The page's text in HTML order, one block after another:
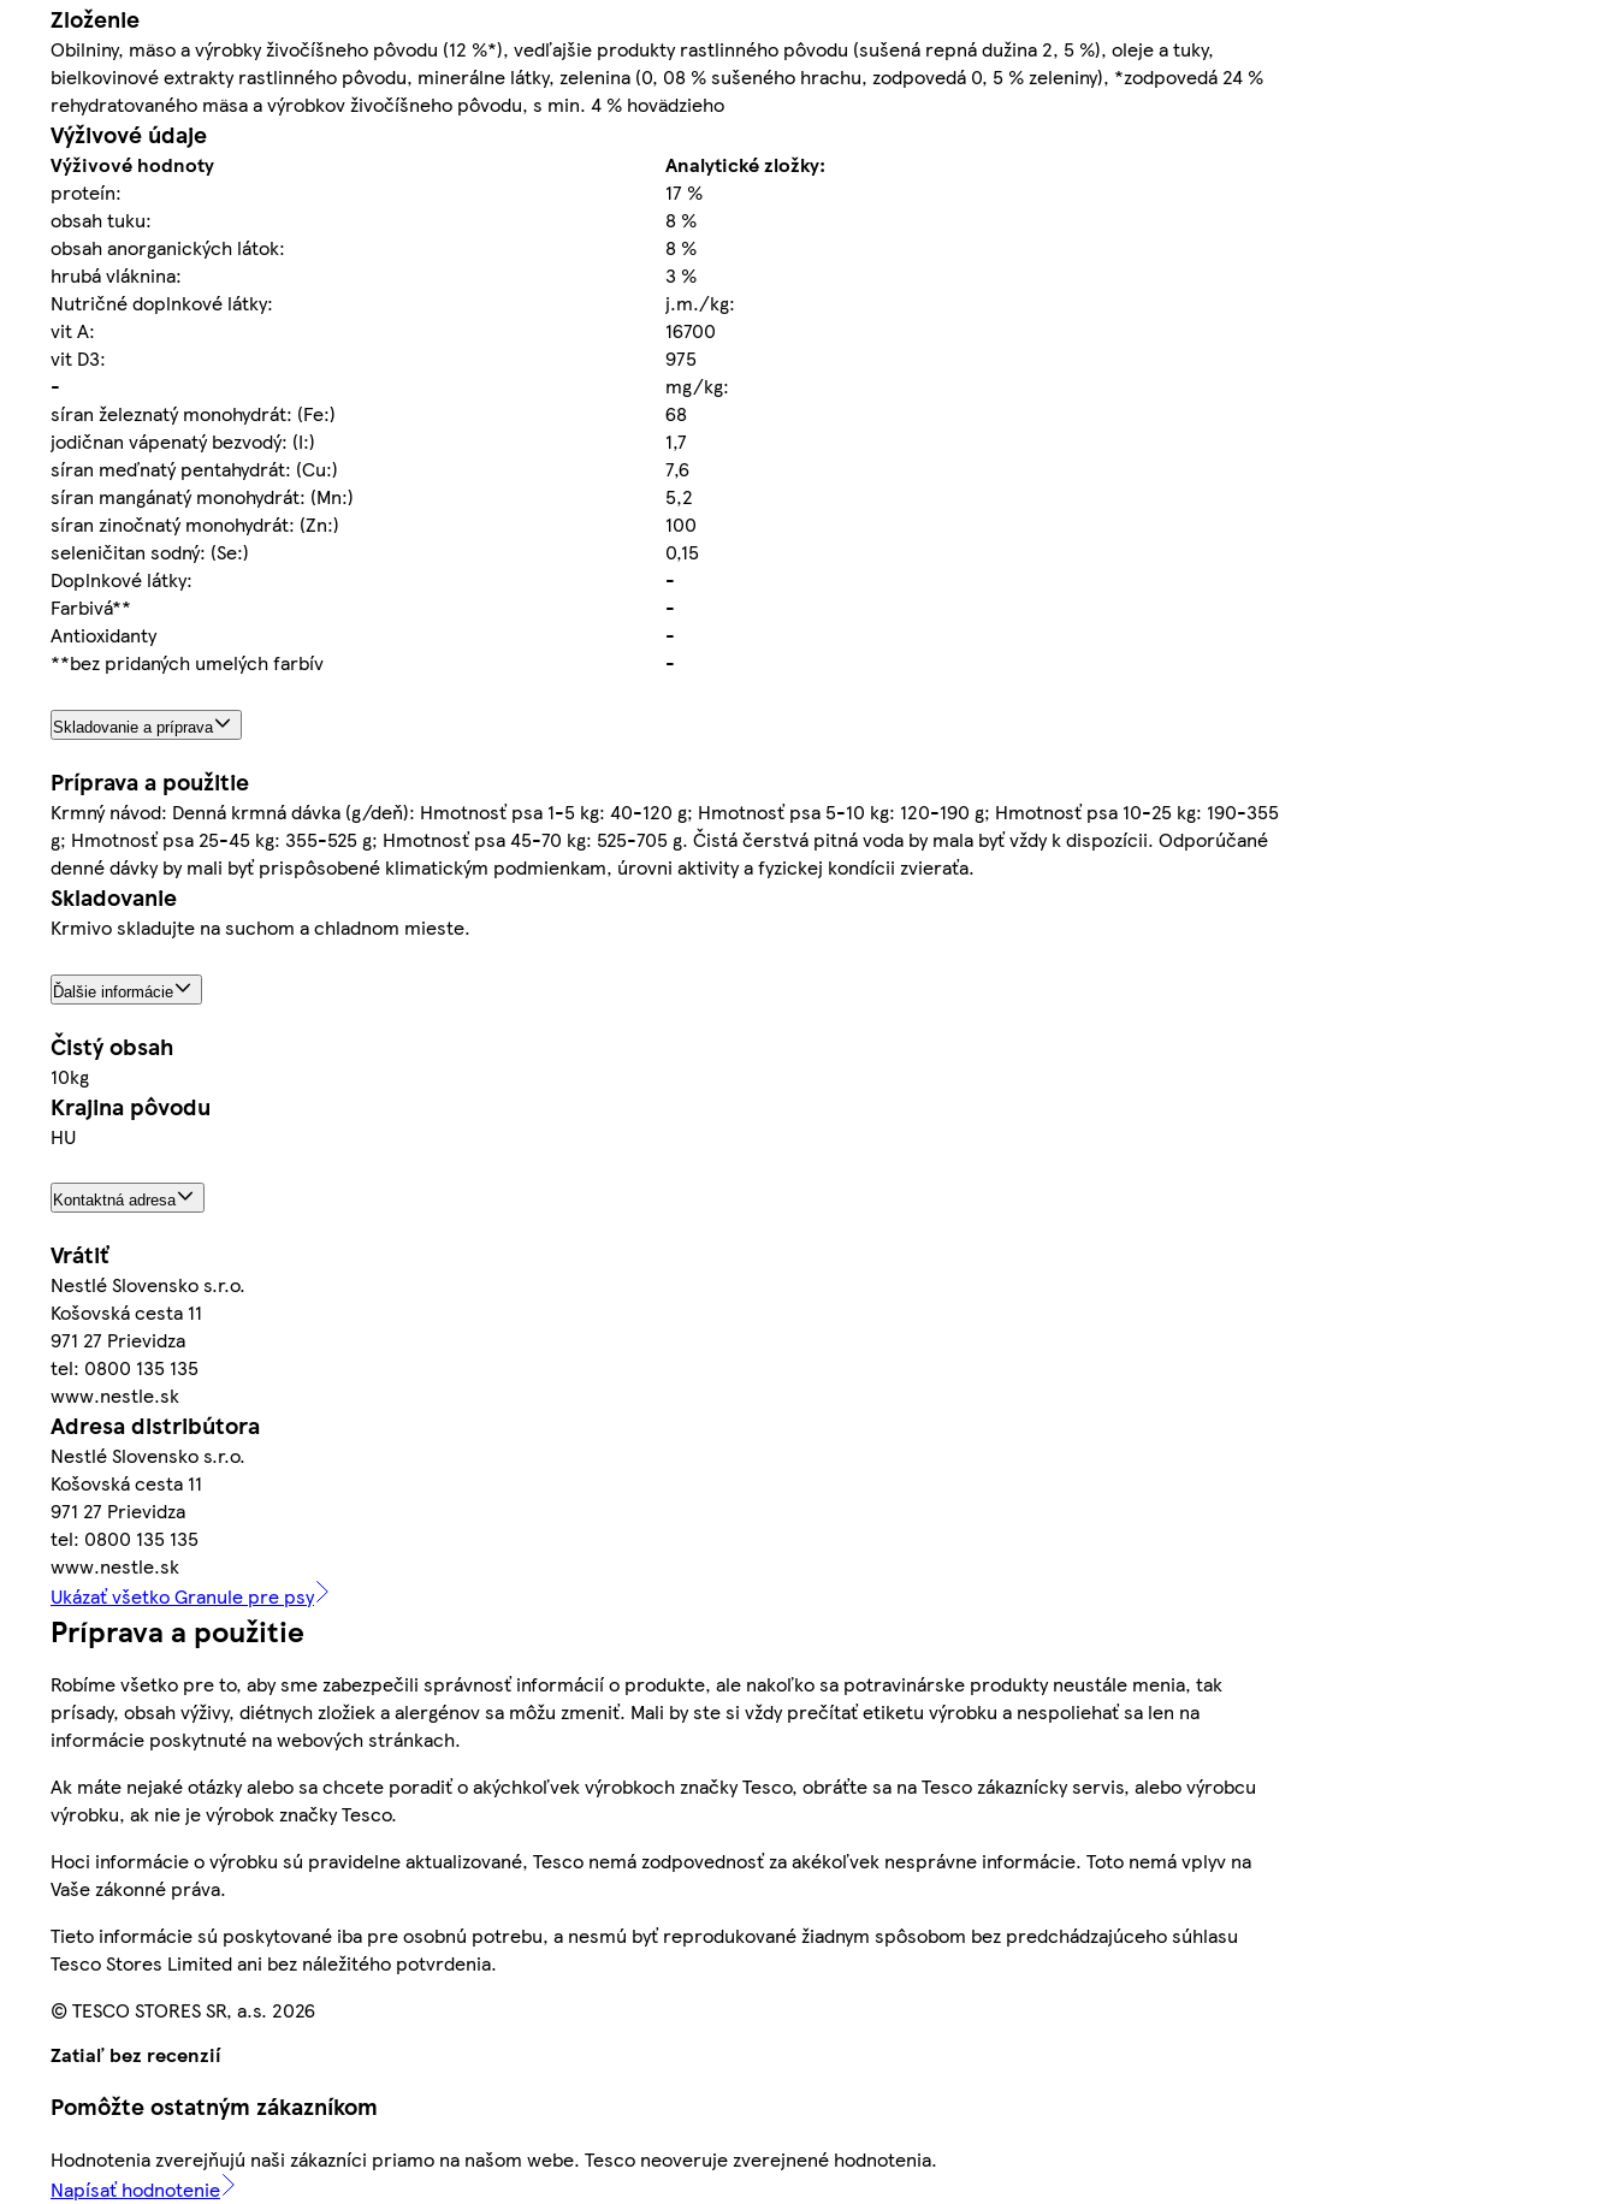
Zloženie
Obilniny, mäso a výrobky živočíšneho pôvodu (12 %*), vedľajšie produkty rastlinného pôvodu (sušená repná dužina 2, 5 %), oleje a tuky,
bielkovinové extrakty rastlinného pôvodu, minerálne látky, zelenina (0, 08 % sušeného hrachu, zodpovedá 0, 5 % zeleniny), *zodpovedá 24 %
rehydratovaného mäsa a výrobkov živočíšneho pôvodu, s min. 4 % hovädzieho
Výživové údaje
Výživové hodnoty
Analytické zložky:
proteín:
17 %
obsah tuku:
8 %
obsah anorganických látok:
8 %
hrubá vláknina:
3 %
Nutričné doplnkové látky:
j.m./kg:
vit A:
16700
vit D3:
975
-
mg/kg:
síran železnatý monohydrát: (Fe:)
68
jodičnan vápenatý bezvodý: (I:)
1,7
síran meďnatý pentahydrát: (Cu:)
7,6
síran mangánatý monohydrát: (Mn:)
5,2
síran zinočnatý monohydrát: (Zn:)
100
seleničitan sodný: (Se:)
0,15
Doplnkové látky:
-
Farbivá**
-
Antioxidanty
-
**bez pridaných umelých farbív
-
Skladovanie a príprava
Príprava a použitie
Krmný návod: Denná krmná dávka (g/deň): Hmotnosť psa 1-5 kg: 40-120 g; Hmotnosť psa 5-10 kg: 120-190 g; Hmotnosť psa 10-25 kg: 190-355
g; Hmotnosť psa 25-45 kg: 355-525 g; Hmotnosť psa 45-70 kg: 525-705 g. Čistá čerstvá pitná voda by mala byť vždy k dispozícii. Odporúčané
denné dávky by mali byť prispôsobené klimatickým podmienkam, úrovni aktivity a fyzickej kondícii zvieraťa.
Skladovanie
Krmivo skladujte na suchom a chladnom mieste.
Ďalšie informácie
Čistý obsah
10kg
Krajina pôvodu
HU
Kontaktná adresa
Vrátiť
Nestlé Slovensko s.r.o.
Košovská cesta 11
971 27 Prievidza
tel: 0800 135 135
www.nestle.sk
Adresa distribútora
Nestlé Slovensko s.r.o.
Košovská cesta 11
971 27 Prievidza
tel: 0800 135 135
www.nestle.sk
Ukázať všetko Granule pre psy
Príprava a použitie
Robíme všetko pre to, aby sme zabezpečili správnosť informácií o produkte, ale nakoľko sa potravinárske produkty neustále menia, tak
prísady, obsah výživy, diétnych zložiek a alergénov sa môžu zmeniť. Mali by ste si vždy prečítať etiketu výrobku a nespoliehať sa len na
informácie poskytnuté na webových stránkach.
Ak máte nejaké otázky alebo sa chcete poradiť o akýchkoľvek výrobkoch značky Tesco, obráťte sa na Tesco zákaznícky servis, alebo výrobcu
výrobku, ak nie je výrobok značky Tesco.
Hoci informácie o výrobku sú pravidelne aktualizované, Tesco nemá zodpovednosť za akékoľvek nesprávne informácie. Toto nemá vplyv na
Vaše zákonné práva.
Tieto informácie sú poskytované iba pre osobnú potrebu, a nesmú byť reprodukované žiadnym spôsobom bez predchádzajúceho súhlasu
Tesco Stores Limited ani bez náležitého potvrdenia.
© TESCO STORES SR, a.s. 2026
Zatiaľ bez recenzií
Pomôžte ostatným zákazníkom
Hodnotenia zverejňujú naši zákazníci priamo na našom webe. Tesco neoveruje zverejnené hodnotenia.
Napísať hodnotenie